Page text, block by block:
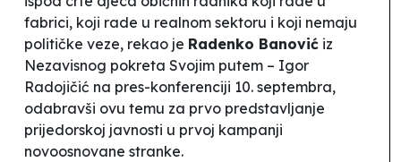
fabrici, koji rade u realnom sektoru i koji nemaju
političke veze, rekao je Radenko Banović iz
Nezavisnog pokreta Svojim putem – Igor
Radojičić na pres-konferenciji 10. septembra,
odabravši ovu temu za prvo predstavljanje
prijedorskoj javnosti u prvoj kampanji
novoosnovane stranke.